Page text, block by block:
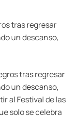
tras regresar
un descanso,
tras regresar
un descanso,
al Festival de las
solo se celebra